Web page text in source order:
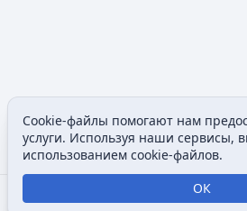
Cookie-файлы помогают нам
услуги. Используя наши сервисы,
использованием cookie-файлов.
ОК